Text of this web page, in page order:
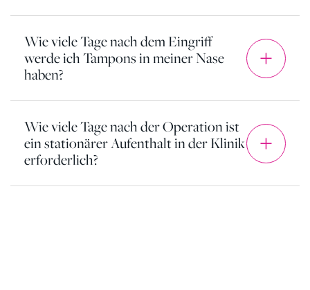
Wie viele Tage nach dem Eingriff
werde ich Tampons in meiner Nase
haben?
Wie viele Tage nach der Operation ist
ein stationärer Aufenthalt in der Klinik
erforderlich?